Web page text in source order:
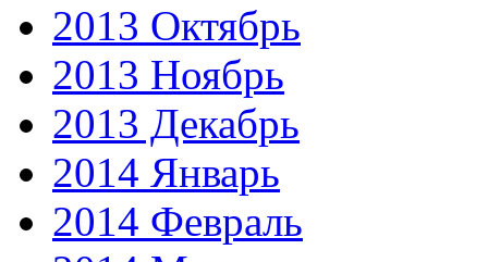
2013 Октябрь
2013 Ноябрь
2013 Декабрь
2014 Январь
2014 Февраль